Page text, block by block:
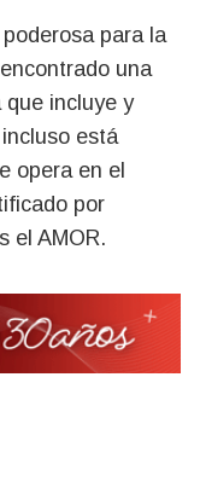
para la
una
que incluye y
está
opera en el
por
el AMOR.